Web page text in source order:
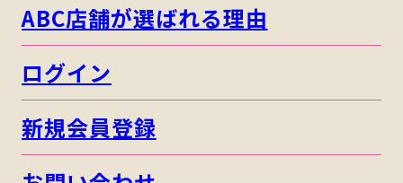
ABC店舗が選ばれる理由
ログイン
新規会員登録